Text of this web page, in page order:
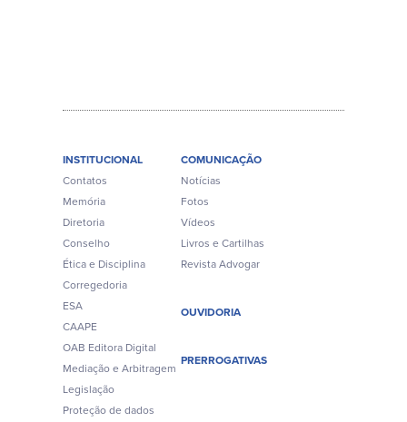
INSTITUCIONAL
Contatos
Memória
Diretoria
Conselho
Ética e Disciplina
Corregedoria
ESA
CAAPE
OAB Editora Digital
Mediação e Arbitragem
Legislação
Proteção de dados
COMUNICAÇÃO
Notícias
Fotos
Vídeos
Livros e Cartilhas
Revista Advogar
OUVIDORIA
PRERROGATIVAS